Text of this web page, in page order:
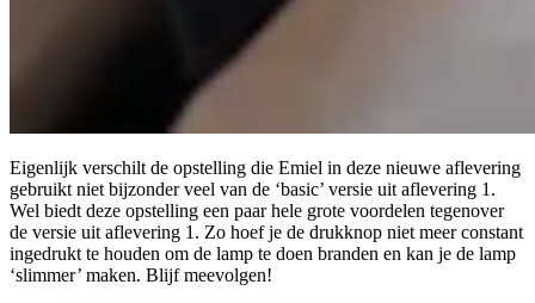
Eigenlijk verschilt de opstelling die Emiel in deze nieuwe aflevering
gebruikt niet bijzonder veel van de ‘basic’ versie uit aflevering 1 .
Wel biedt deze opstelling een paar hele grote voordelen tegenover
de versie uit aflevering 1 . Zo hoef je de drukknop niet meer constant
ingedrukt te houden om de lamp te doen branden en kan je de lamp
‘slimmer’ maken. Blijf meevolgen!